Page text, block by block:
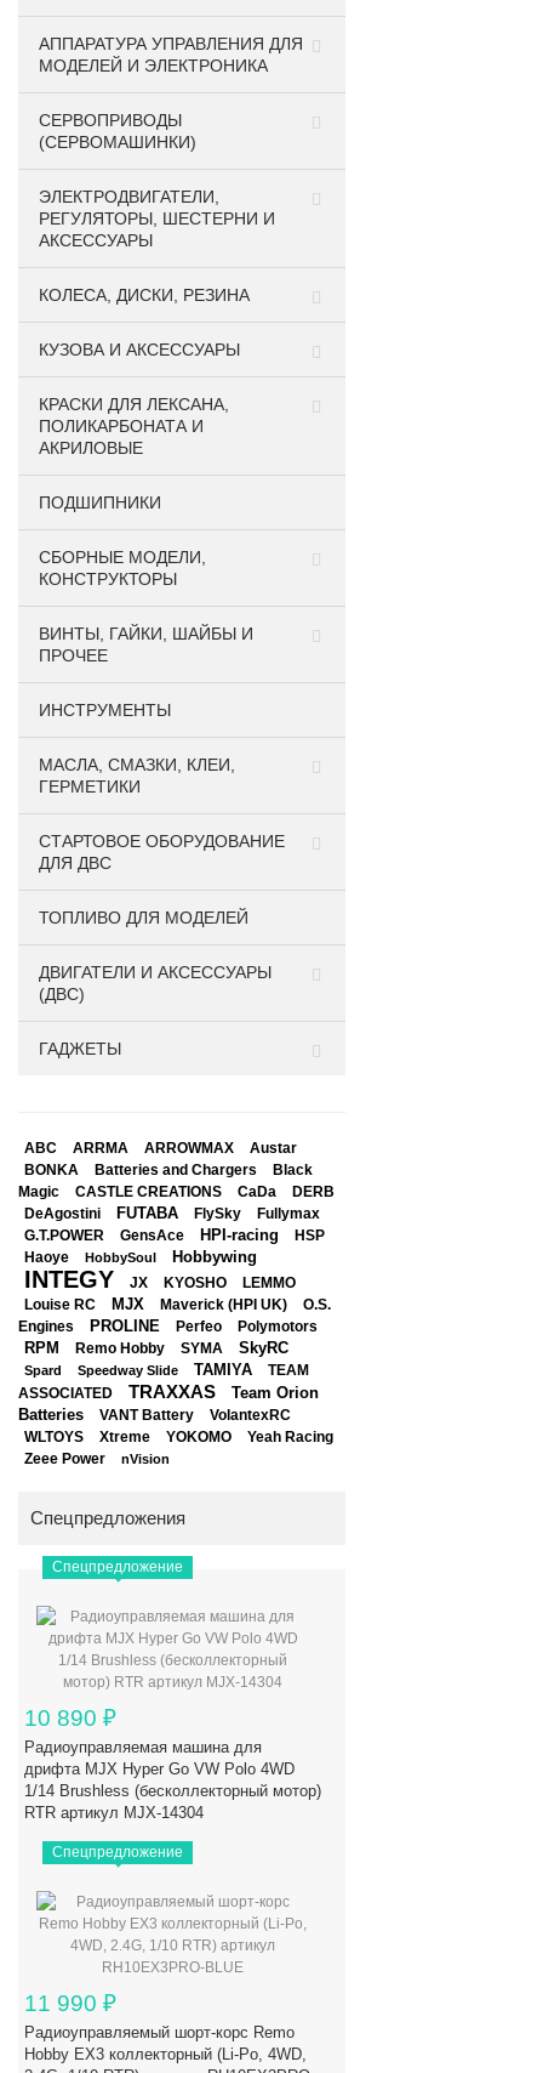
АППАРАТУРА УПРАВЛЕНИЯ ДЛЯ
МОДЕЛЕЙ И ЭЛЕКТРОНИКА
СЕРВОПРИВОДЫ
(СЕРВОМАШИНКИ)
ЭЛЕКТРОДВИГАТЕЛИ,
РЕГУЛЯТОРЫ, ШЕСТЕРНИ И
АКСЕССУАРЫ
КОЛЕСА, ДИСКИ, РЕЗИНА
КУЗОВА И АКСЕССУАРЫ
КРАСКИ ДЛЯ ЛЕКСАНА,
ПОЛИКАРБОНАТА И
АКРИЛОВЫЕ
ПОДШИПНИКИ
CБОРНЫЕ МОДЕЛИ,
КОНСТРУКТОРЫ
ВИНТЫ, ГАЙКИ, ШАЙБЫ И
ПРОЧЕЕ
ИНСТРУМЕНТЫ
МАСЛА, СМАЗКИ, КЛЕИ,
ГЕРМЕТИКИ
СТАРТОВОЕ ОБОРУДОВАНИЕ
ДЛЯ ДВС
ТОПЛИВО ДЛЯ МОДЕЛЕЙ
ДВИГАТЕЛИ И АКСЕССУАРЫ
(ДВС)
ГАДЖЕТЫ
ABC ARRMA ARROWMAX Austar
BONKA Batteries and Chargers
Black
Magic
CASTLE CREATIONS CaDa DERB
DeAgostini FUTABA FlySky Fullymax
G.T.POWER GensAce HPI-racing
HSP
Haoye
HobbySoul Hobbywing
INTEGY JX KYOSHO
LEMMO
Louise RC
MJX Maverick (HPI UK)
O.S.
Engines
PROLINE Perfeo Polymotors
RPM Remo Hobby SYMA SkyRC
Spard Speedway Slide TAMIYA
TEAM
ASSOCIATED
TRAXXAS
Team Orion
Batteries
VANT Battery VolantexRC
WLTOYS Xtreme YOKOMO Yeah Racing
Zeee Power nVision
Спецпредложения
Спецпредложение
10 890 ₽
Радиоуправляемая машина для
дрифта MJX Hyper Go VW Polo 4WD
1/14 Brushless (бесколлекторный мотор)
RTR артикул MJX-14304
Спецпредложение
11 990 ₽
Радиоуправляемый шорт-корс Remo
Hobby EX3 коллекторный (Li-Po, 4WD,